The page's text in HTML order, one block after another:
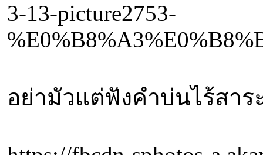
3-13-picture2753-
อย่ามัวแต่ฟังคำบ่นไร้สาร